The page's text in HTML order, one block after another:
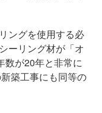
ングを使用する必
ーリング材が「オ
数が20年と非常に
築工事にも同等の